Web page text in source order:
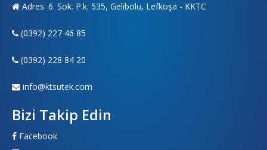
Adres: 6. Sok. P.k. 535, Gelibolu, Lefkoşa - KKTC
(0392) 227 46 85
(0392) 228 84 20
info@ktsutek.com
Bizi Takip Edin
Facebook